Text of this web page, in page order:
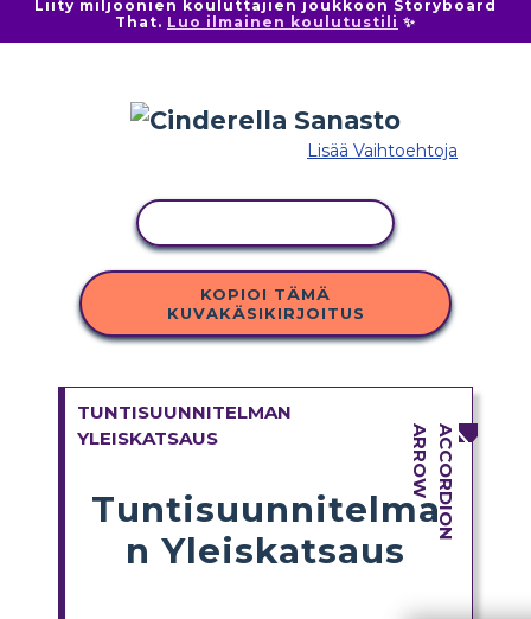
Liity miljoonien kouluttajien joukkoon Storyboard
That. Luo ilmainen koulutustili ✨
Lisää Vaihtoehtoja
KOPIOI TÄMÄ
KUVAKÄSIKIRJOITUS
TUNTISUUNNITELMAN
YLEISKATSAUS
Tuntisuunnitelma
n Yleiskatsaus